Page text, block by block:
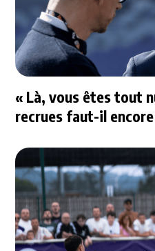
« Là, vous êtes tout
recrues faut-il encore